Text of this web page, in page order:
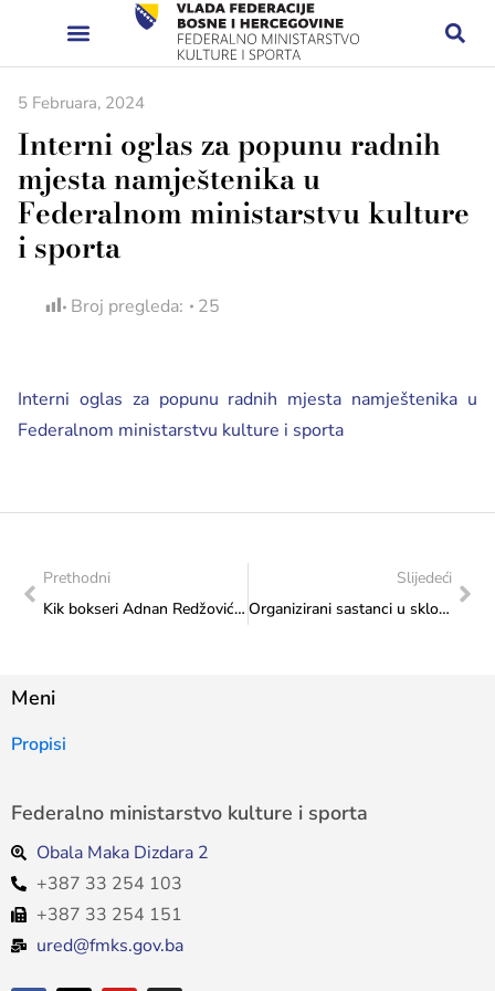
5 Februara, 2024
Interni oglas za popunu radnih
mjesta namještenika u
Federalnom ministarstvu kulture
i sporta
Broj pregleda: 25
Interni oglas za popunu radnih mjesta namještenika u
Federalnom ministarstvu kulture i sporta
Prethodni
Kik bokseri Adnan Redžović i Alija Tucak na sastanku u Ministarstvu
Slijedeći
Organizirani sastanci u sklopu UNESCO projekta „Unapređenje statistika kulture“
Meni
Propisi
Federalno ministarstvo kulture i sporta
Obala Maka Dizdara 2
+387 33 254 103
+387 33 254 151
ured@fmks.gov.ba